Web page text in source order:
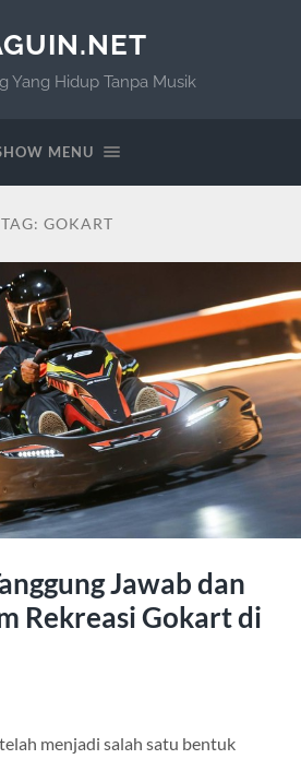
Yang Hidup Tanpa Musik
MENU
TAG: GOKART
Jawab dan
Rekreasi Gokart di
menjadi salah satu bentuk